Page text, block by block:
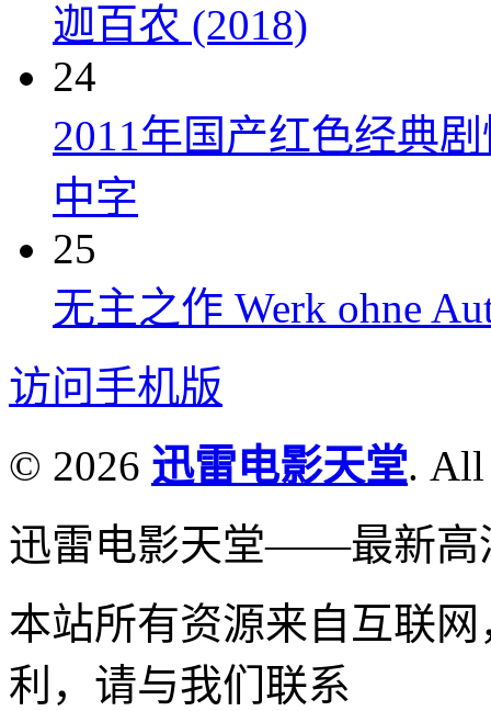
迦百农 (2018)
24
2011年国产红色经典
中字
25
无主之作 Werk ohne
访问手机版
© 2026 迅雷电影天堂. All
迅雷电影天堂——最新高
本站所有资源来自互联
利，请与我们联系